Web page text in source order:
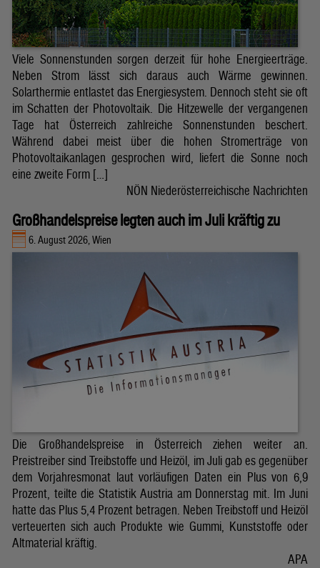
Viele Sonnenstunden sorgen derzeit für hohe Energieerträge.
Neben Strom lässt sich daraus auch Wärme gewinnen.
Solarthermie entlastet das Energiesystem. Dennoch steht sie oft
im Schatten der Photovoltaik. Die Hitzewelle der vergangenen
Tage hat Österreich zahlreiche Sonnenstunden beschert.
Während dabei meist über die hohen Stromerträge von
Photovoltaikanlagen gesprochen wird, liefert die Sonne noch
eine zweite Form […]
NÖN Niederösterreichische Nachrichten
Großhandelspreise legten auch im Juli kräftig zu
6. August 2026, Wien
Die Großhandelspreise in Österreich ziehen weiter an.
Preistreiber sind Treibstoffe und Heizöl, im Juli gab es gegenüber
dem Vorjahresmonat laut vorläufigen Daten ein Plus von 6,9
Prozent, teilte die Statistik Austria am Donnerstag mit. Im Juni
hatte das Plus 5,4 Prozent betragen. Neben Treibstoff und Heizöl
verteuerten sich auch Produkte wie Gummi, Kunststoffe oder
Altmaterial kräftig.
APA